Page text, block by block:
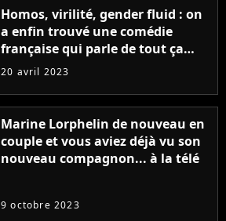
Homos, virilité, gender fluid : on
a enfin trouvé une comédie
française qui parle de tout ça
sans être super ringarde
20 avril 2023
Marine Lorphelin de nouveau en
couple et vous aviez déjà vu son
nouveau compagnon... à la télé
9 octobre 2023